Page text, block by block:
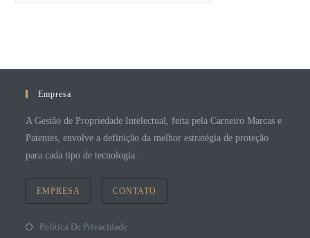
Empresa
A Gestão de Propriedade Intelectual, feita pela Carneiro Marcas e
Patentes, envolve a definição da melhor estratégia de proteção
para cada tipo de tecnologia.
EMPRESA CONTATO
Política De Privacidade